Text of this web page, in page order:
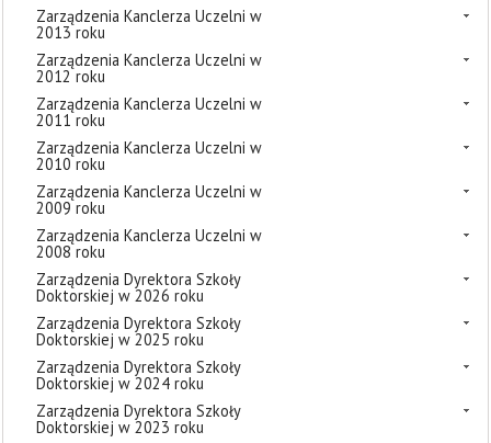
Zarządzenia Kanclerza Uczelni w
2013 roku
Zarządzenia Kanclerza Uczelni w
2012 roku
Zarządzenia Kanclerza Uczelni w
2011 roku
Zarządzenia Kanclerza Uczelni w
2010 roku
Zarządzenia Kanclerza Uczelni w
2009 roku
Zarządzenia Kanclerza Uczelni w
2008 roku
Zarządzenia Dyrektora Szkoły
Doktorskiej w 2026 roku
Zarządzenia Dyrektora Szkoły
Doktorskiej w 2025 roku
Zarządzenia Dyrektora Szkoły
Doktorskiej w 2024 roku
Zarządzenia Dyrektora Szkoły
Doktorskiej w 2023 roku